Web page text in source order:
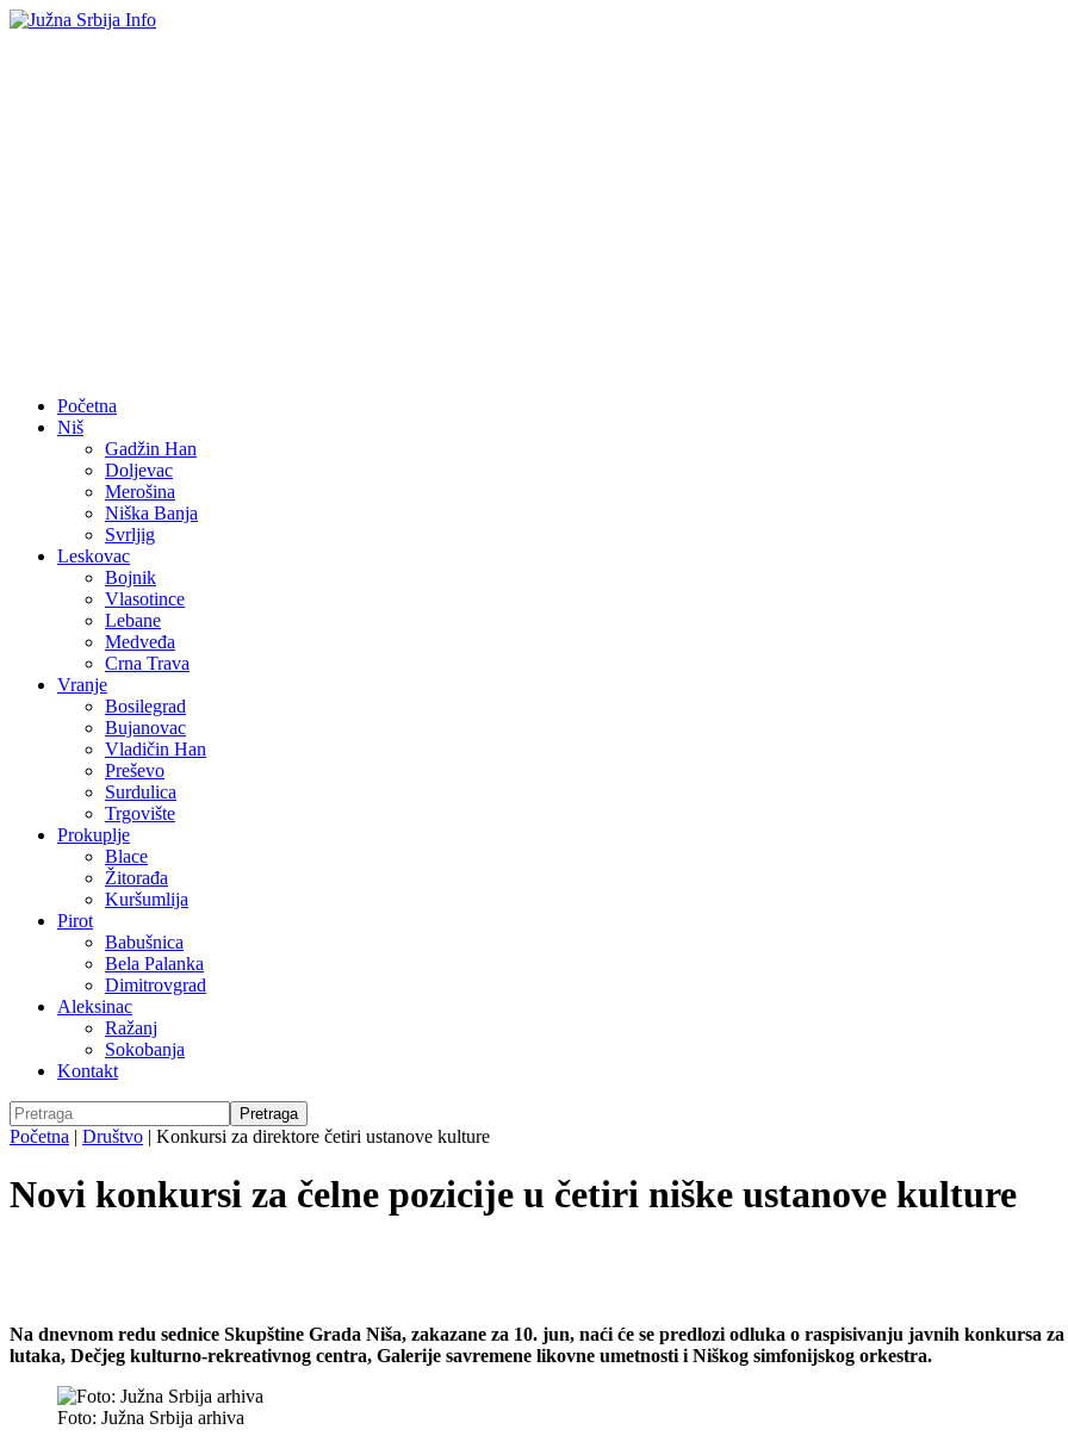
Početna
Niš
Gadžin Han
Doljevac
Merošina
Niška Banja
Svrljig
Leskovac
Bojnik
Vlasotince
Lebane
Medveđa
Crna Trava
Vranje
Bosilegrad
Bujanovac
Vladičin Han
Preševo
Surdulica
Trgovište
Prokuplje
Blace
Žitorađa
Kuršumlija
Pirot
Babušnica
Bela Palanka
Dimitrovgrad
Aleksinac
Ražanj
Sokobanja
Kontakt
Početna | Društvo | Konkursi za direktore četiri ustanove kulture
Novi konkursi za čelne pozicije u četiri niške ustanove kulture
Na dnevnom redu sednice Skupštine Grada Niša, zakazane za 10. jun, naći će se predlozi odluka o raspisivanju javnih konkursa
lutaka, Dečjeg kulturno-rekreativnog centra, Galerije savremene likovne umetnosti i Niškog simfonijskog orkestra.
Foto: Južna Srbija arhiva